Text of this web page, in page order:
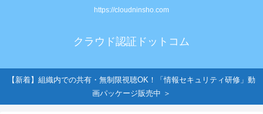
https://cloudninsho.com
クラウド認証ドットコム
【新着】組織内での共有・無制限視聴OK！「情報セキュリティ研修」動
画パッケージ販売中 ＞